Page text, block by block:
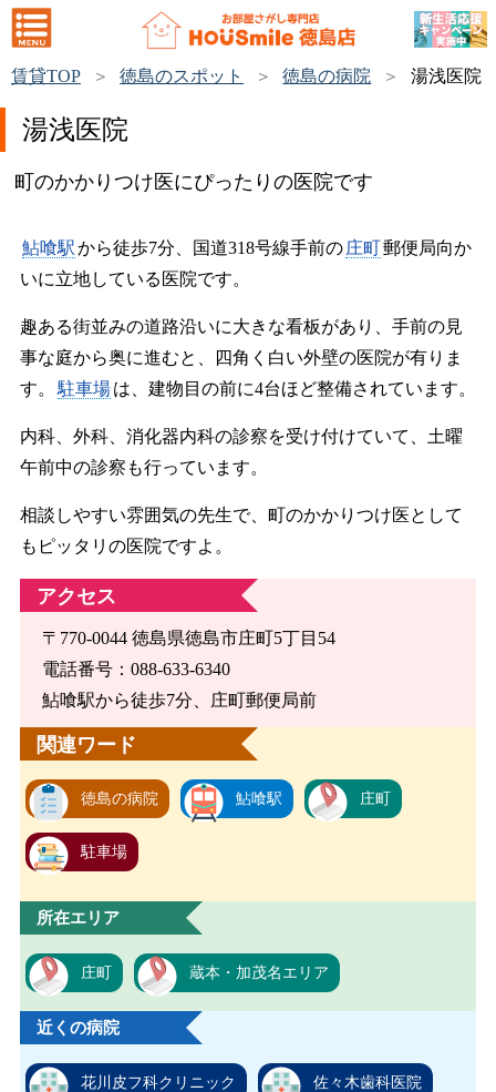
賃貸TOP 徳島のスポット 徳島の病院 湯浅医院
湯浅医院
町のかかりつけ医にぴったりの医院です
鮎喰駅から徒歩7分、国道318号線手前の 庄町郵便局向か
いに立地している医院です。
趣ある街並みの道路沿いに大きな看板があり、手前の見
事な庭から奥に進むと、四角く白い外壁の医院が有りま
す。
駐車場は、建物目の前に4台ほど整備されています。
内科、外科、消化器内科の診察を受け付けていて、土曜
午前中の診察も行っています。
相談しやすい雰囲気の先生で、町のかかりつけ医として
もピッタリの医院ですよ。
アクセス
〒770-0044 徳島県徳島市庄町5丁目54
電話番号：088-633-6340
鮎喰駅から徒歩7分、庄町郵便局前
関連ワード
徳島の病院 鮎喰駅 庄町
駐車場
所在エリア
庄町 蔵本・加茂名エリア
近くの病院
花川皮フ科クリニック 佐々木歯科医院